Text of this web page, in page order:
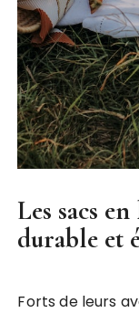
Les sacs
durable et
Forts de leurs